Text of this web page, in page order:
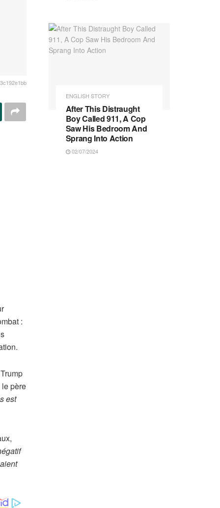
:
père
est
ENGLISH STORY
After This Distraught
Boy Called 911, A Cop
Saw His Bedroom And
Sprang Into Action
02/07/2024